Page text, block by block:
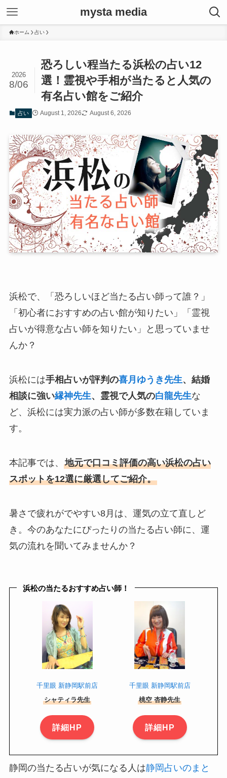
mysta media
ホーム 占い
恐ろしい程当たる浜松の占い12
選！霊視や手相が当たると人気の
有名占い館をご紹介
2026
8/06
占い August 1, 2026 August 6, 2026
浜松で、「恐ろしいほど当たる占い師って誰？」
「初心者におすすめの占い館が知りたい」「霊視
占いが得意な占い師を知りたい」と思っていませ
んか？
浜松には手相占いが評判の喜月ゆうき先生、結婚
相談に強い縁神先生、霊視で人気の白龍先生な
ど、浜松には実力派の占い師が多数在籍していま
す。
本記事では、 地元で口コミ評価の高い浜松の占い
スポットを12選に厳選してご紹介。
暑さで疲れがでやすい8月は、運気の立て直しど
き。今のあなたにぴったりの当たる占い師に、運
気の流れを聞いてみませんか？
浜松の当たるおすすめ占い師！
千里眼 新静岡駅前店
シャティラ先生
詳細HP
千里眼 新静岡駅前店
桃空 杏静先生
詳細HP
静岡の当たる占いが気になる人は静岡占いのまと